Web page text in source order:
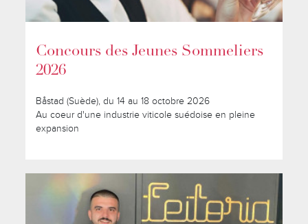
Concours des Jeunes Sommeliers
2026
Båstad (Suède), du 14 au 18 octobre 2026
Au coeur d'une industrie viticole suédoise en pleine
expansion